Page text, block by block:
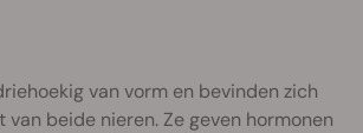
van vorm en bevinden zich
van beide nieren. Ze geven hormonen